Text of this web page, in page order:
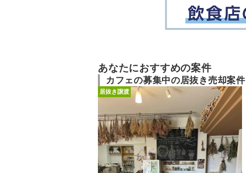
あなたにおすすめの案件
カフェの募集中の居抜き売却案件
居抜き譲渡